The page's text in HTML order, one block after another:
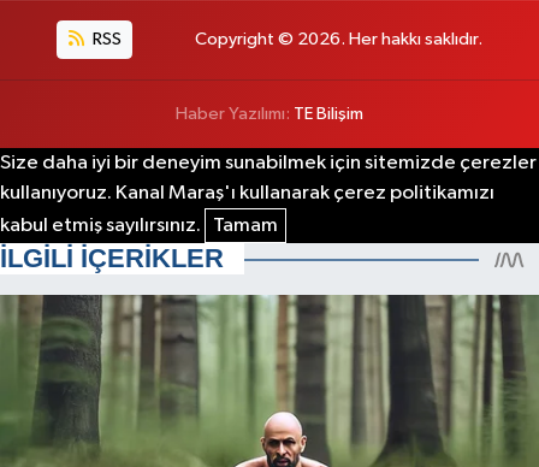
RSS Copyright © 2026. Her hakkı saklıdır.
Haber Yazılımı: TE Bilişim
Size daha iyi bir deneyim sunabilmek için sitemizde çerezler
kullanıyoruz. Kanal Maraş'ı kullanarak çerez politikamızı
kabul etmiş sayılırsınız.
Tamam